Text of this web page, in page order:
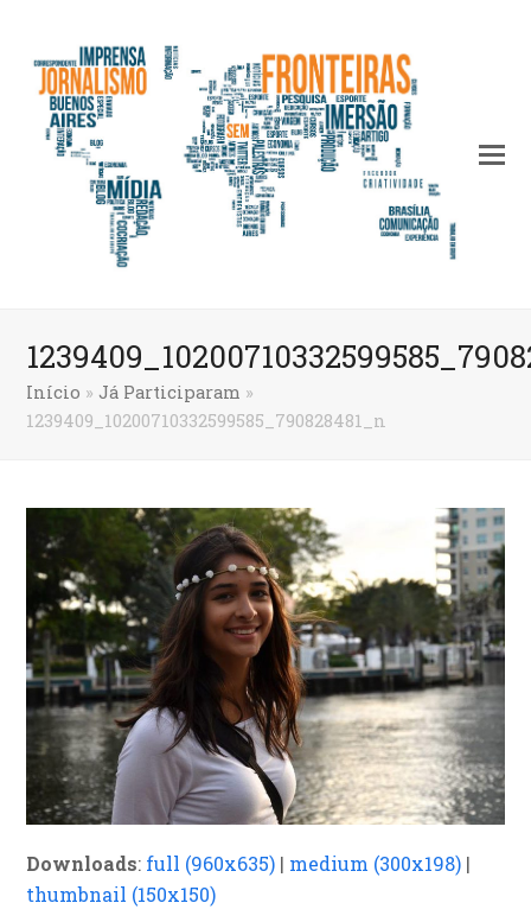
Início »Já Participaram »
1239409_10200710332599585_790828481_n
Downloads: full (960x635) | medium (300x198) |
thumbnail (150x150)